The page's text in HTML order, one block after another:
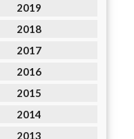
2019
2018
2017
2016
2015
2014
2013